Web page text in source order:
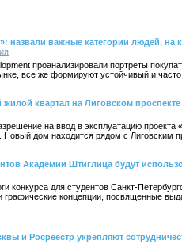
назвали важные категории людей,
проанализировали портреты
все же формируют устойчивый и
квартал на Лиговском
на ввод в эксплуатацию
Новый дом находится рядом с Лиговским
Академии Штиглица будут
конкурса для студентов Санкт-
графические концепции, посвященные
и Росреестр укрепляют